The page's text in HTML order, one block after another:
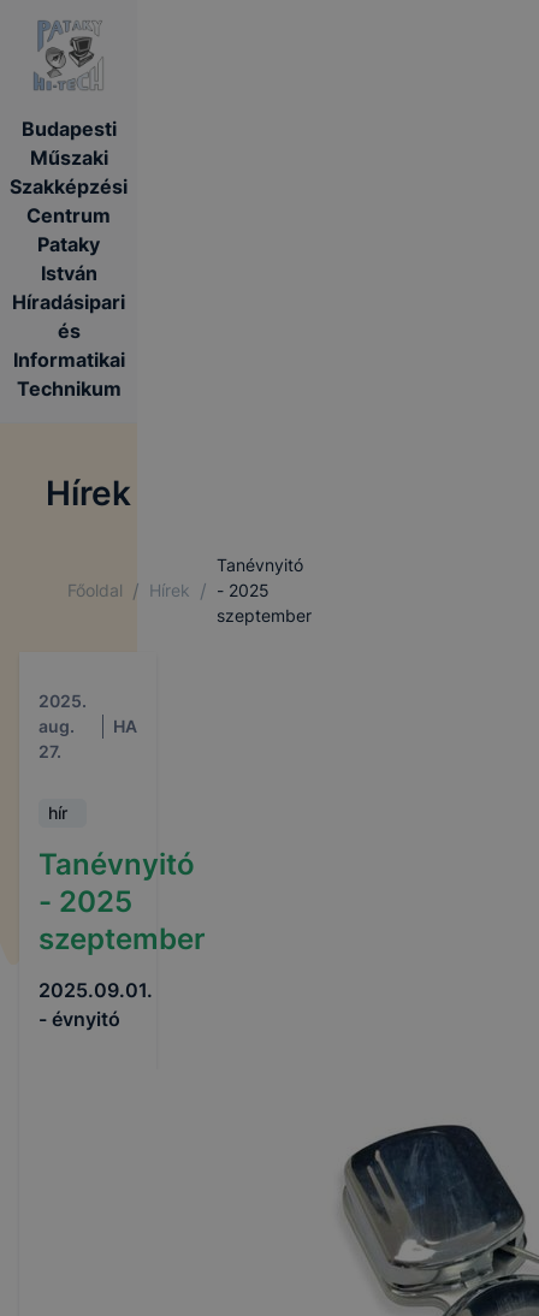
Budapesti
Műszaki
Szakképzési
Centrum
Pataky
István
Híradásipari
és
Informatikai
Technikum
Hírek
Főoldal / Hírek /
Tanévnyitó
- 2025
szeptember
2025.
aug.
27.
HA
hír
Tanévnyitó
- 2025
szeptember
2025.09.01.
- évnyitó